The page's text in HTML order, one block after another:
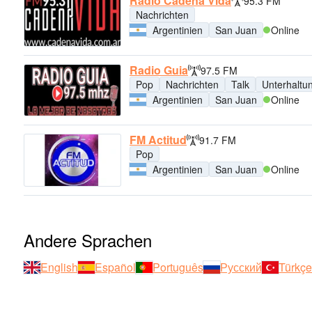
Nachrichten
Argentinien
San Juan Online
Radio Guia
97.5 FM
Pop
Nachrichten Talk
Argentinien
San Juan Online
FM Actitud
91.7 FM
Pop
Argentinien
San Juan Online
Andere Sprachen
English Español Português Русский Türkçe